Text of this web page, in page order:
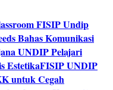
FISIP Undip
Bahas Komunikasi
UNDIP Pelajari
EstetikaFISIP UNDIP
untuk Cegah